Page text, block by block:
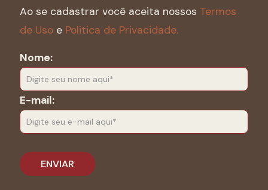
Ao se cadastrar você aceita nossos Termos
de Uso e Politica de Privacidade.
Nome:
E-mail: